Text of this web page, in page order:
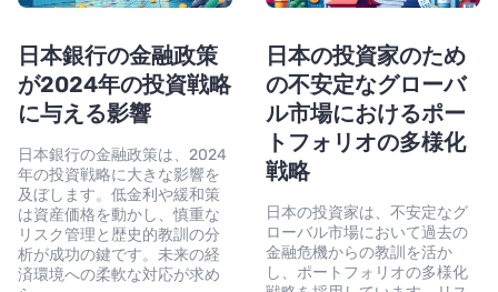
日本銀行の金融政策
が2024年の投資戦略
に与える影響
日本銀行の金融政策は、2024
年の投資戦略に大きな影響を
及ぼします。低金利や緩和策
は資産価格を動かし、慎重な
リスク管理と歴史的教訓の分
析が成功の鍵です。未来の経
済環境への柔軟な対応が求め
日本の投資家のため
の不安定なグローバ
ル市場におけるポー
トフォリオの多様化
戦略
日本の投資家は、不安定なグ
ローバル市場において過去の
金融危機からの教訓を活か
し、ポートフォリオの多様化